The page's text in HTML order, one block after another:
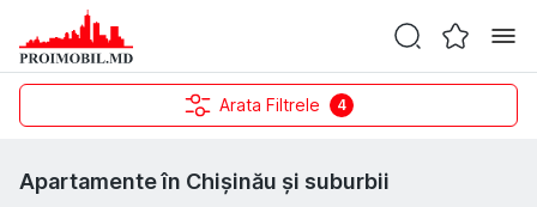
Arata Filtrele 4
Apartamente în Chișinău și suburbii